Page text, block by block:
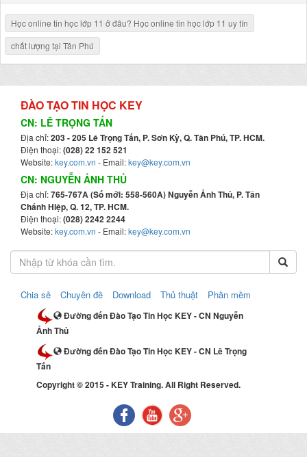
Học online tin học lớp 11 ở đâu? Học online tin học lớp 11 uy tín
chất lượng tại Tân Phú
ĐÀO TẠO TIN HỌC KEY
CN: LÊ TRỌNG TẤN
Địa chỉ:203 - 205 Lê Trọng Tấn, P. Sơn Kỳ, Q. Tân Phú, TP. HCM.
Điện thoại:(028) 22 152 521
Website:key.com.vn - Email:key@key.com.vn
CN: NGUYỄN ẢNH THỦ
Địa chỉ:765-767A (Số mới: 558-560A) Nguyễn Ảnh Thủ, P. Tân
Chánh Hiệp, Q. 12, TP. HCM.
Điện thoại:(028) 2242 2244
Website:key.com.vn - Email:key@key.com.vn
Chia sẻ Chuyên đề Download Thủ thuật Phần mềm
Đường đến Đào Tạo Tin Học KEY - CN Nguyễn
Ảnh Thủ
Đường đến Đào Tạo Tin Học KEY - CN Lê Trọng
Tấn
Copyright © 2015 - KEY Training. All Right Reserved.